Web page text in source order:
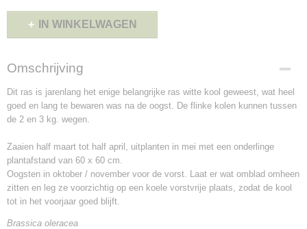
IN WINKELWAGEN
Omschrijving
Dit ras is jarenlang het enige belangrijke ras witte kool geweest, wat heel
goed en lang te bewaren was na de oogst. De flinke kolen kunnen tussen
de 2 en 3 kg. wegen.
Zaaien half maart tot half april, uitplanten in mei met een onderlinge
plantafstand van 60 x 60 cm.
Oogsten in oktober / november voor de vorst. Laat er wat omblad omheen
zitten en leg ze voorzichtig op een koele vorstvrije plaats, zodat de kool
tot in het voorjaar goed blijft.
Brassica oleracea